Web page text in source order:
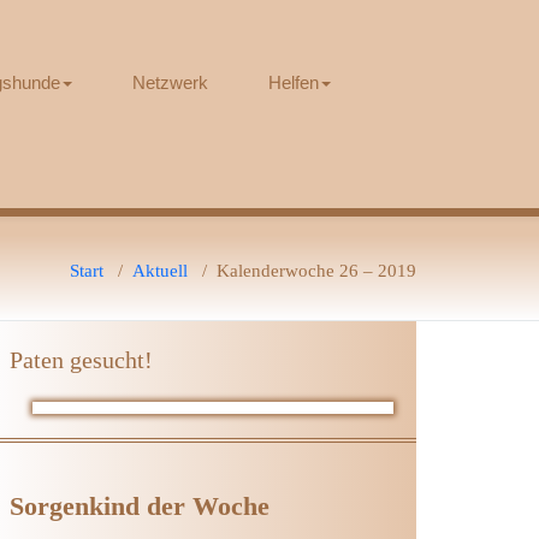
Netzwerk Helfen
Start / Aktuell / Kalenderwoche 26 – 2019
Paten gesucht!
Sorgenkind der Woche